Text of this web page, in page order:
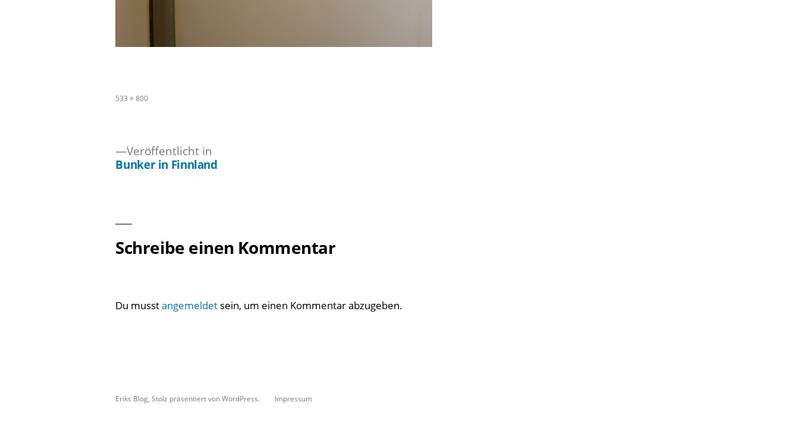
Originalgröße
533 × 800
Veröffentlicht in
Bunker in Finnland
Schreibe einen Kommentar
Du musstangemeldet sein, um einen Kommentar abzugeben.
Eriks Blog ,Stolz präsentiert von WordPress. Impressum